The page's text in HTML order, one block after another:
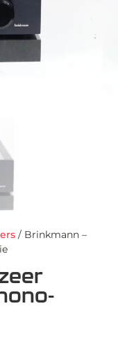
/ Brinkmann –